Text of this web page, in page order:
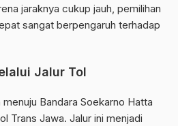
jaraknya cukup jauh, pemilihan
sangat berpengaruh terhadap
Jalur Tol
Bandara Soekarno Hatta
Trans Jawa. Jalur ini menjadi